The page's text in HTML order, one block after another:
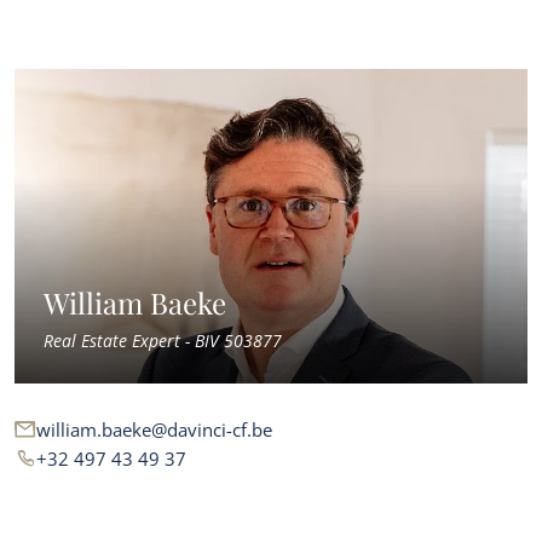
William Baeke
Real Estate Expert - BIV 503877
william.baeke@davinci-cf.be
+32 497 43 49 37